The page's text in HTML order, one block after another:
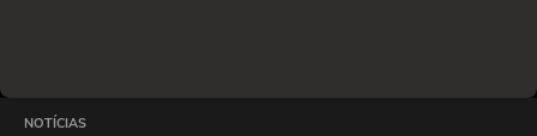
NOTÍCIAS